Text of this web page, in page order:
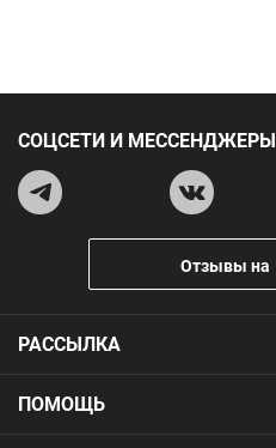
ПОМОЩЬ
РАССЫЛКА
СОЦСЕТИ И МЕССЕНДЖЕРЫ
Отзывы на